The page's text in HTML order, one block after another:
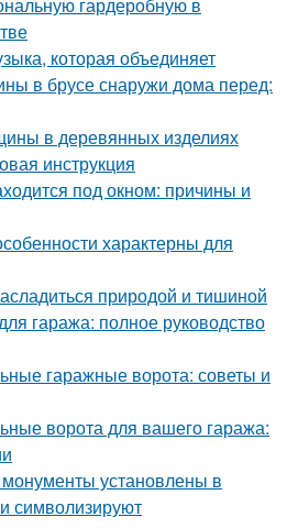
которая объединяет
в брусе снаружи дома перед:
в деревянных изделиях
инструкция
под окном: причины и
характерны для
природой и тишиной
гаража: полное руководство
гаражные ворота: советы и
ворота для вашего гаража:
установлены в
символизируют